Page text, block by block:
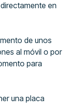
en
de unos
al móvil o por
para
una placa